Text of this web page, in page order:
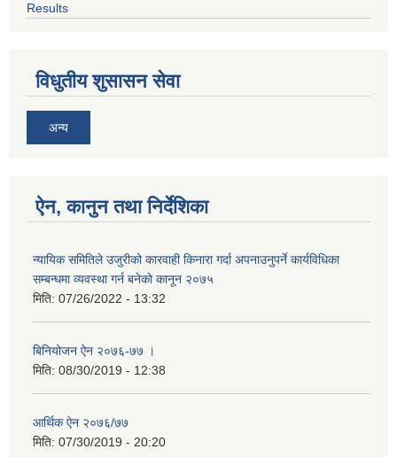
Results
विधुतीय शुसासन सेवा
अन्य
ऐन, कानुन तथा निर्देशिका
न्यायिक समितिले उजुरीको कारवाही किनारा गर्दा अपनाउनुपर्ने कार्यविधिका
सम्बन्धमा व्यवस्था गर्न बनेको कानून २०७५
मिति: 07/26/2022 - 13:32
बिनियोजन ऐन २०७६-७७ ।
मिति: 08/30/2019 - 12:38
आर्थिक ऐन २०७६/७७
मिति: 07/30/2019 - 20:20